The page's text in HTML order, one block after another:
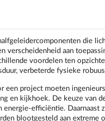
die
verscheidenheid aan
voordelen ten
verbeterde fysieke
een project moeten
en kijkhoek. De keuze van
energie-efficiëntie.
blootgesteld aan extreme